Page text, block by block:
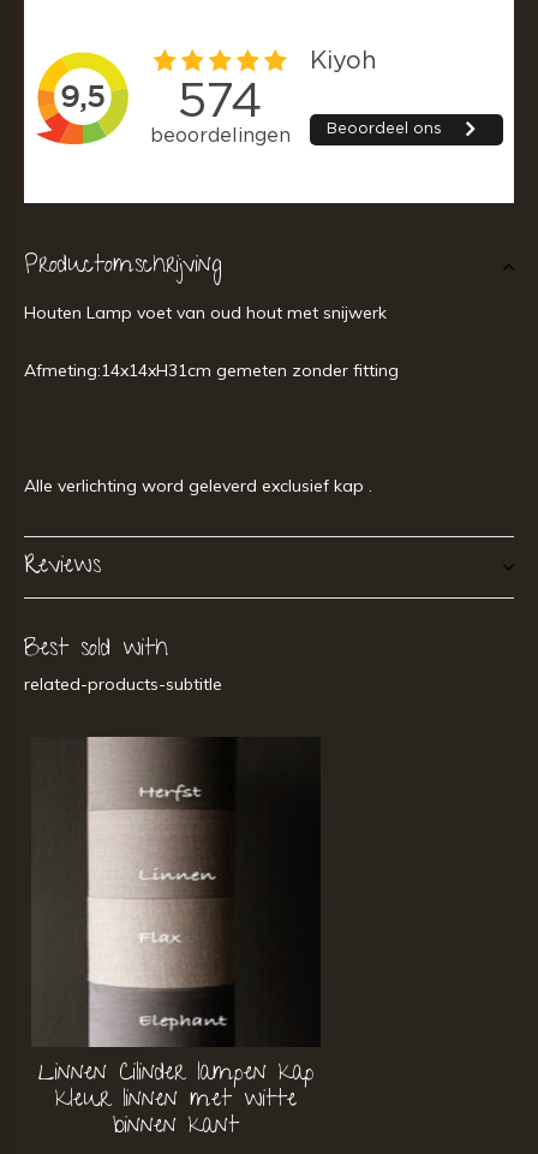
Productomschrijving
Houten Lamp voet van oud hout met snijwerk
Afmeting:14x14xH31cm gemeten zonder fitting
Alle verlichting word geleverd exclusief kap .
Reviews
Best sold with
related-products-subtitle
Linnen Cilinder lampen kap
kleur linnen met witte
binnen kant